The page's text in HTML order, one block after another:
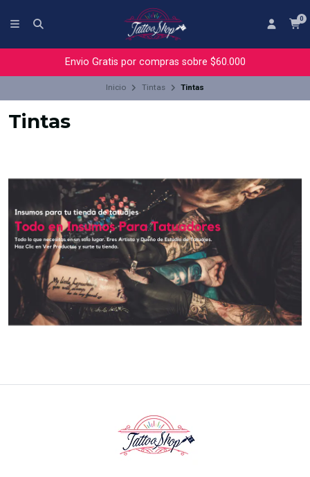
0
Envio Gratis por compras sobre $60.000
Inicio Tintas Tintas
Tintas